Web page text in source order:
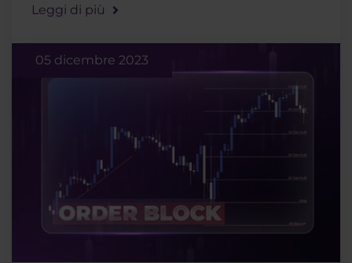
Leggi di più
05 dicembre 2023